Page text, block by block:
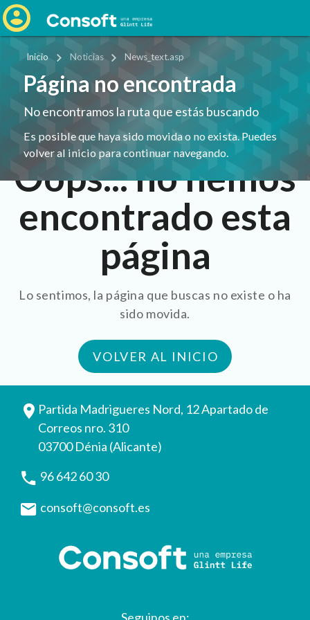
Inicio Noticias News_text.asp
Página no encontrada
No encontramos la ruta que estás buscando
Es posible que haya sido movida o no exista. Puedes
volver al inicio para continuar navegando.
Oops... no hemos
encontrado esta
página
Lo sentimos, la página que buscas no existe o ha
sido movida.
VOLVER AL INICIO
Partida Madrigueres Nord, 12 Apartado de
Correos nro. 310
03700 Dénia (Alicante)
96 642 60 30
consoft@consoft.es